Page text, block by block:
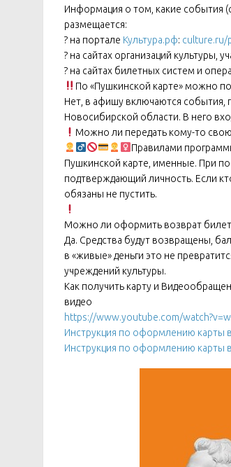
Информация о том, какие события
размещается:
? на портале Культура.рф: culture.ru/
? на сайтах организаций культуры,
? на сайтах билетных систем и
По «Пушкинской карте» можно
Нет, в афишу включаются события,
Новосибирской области. В него
Можно ли передать кому-то свою
Правилами
Пушкинской карте, именные. При
подтверждающий личность. Если
обязаны не пустить.
Можно ли оформить возврат
Да. Средства будут возвращены,
в «живые» деньги это не
учреждений культуры.
Как получить карту и
видео
https://www.youtube.com/
Инструкция по оформлению карты
Инструкция по оформлению карты